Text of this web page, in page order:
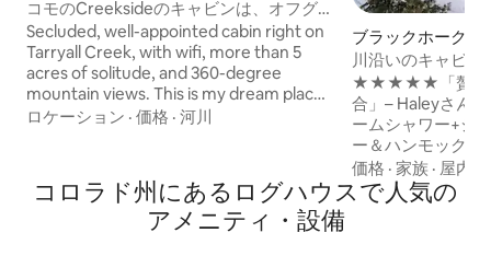
コモのCreeksideのキャビンは、オフグリ
ッドで、最高の眺めが楽しめます！
Secluded, well-appointed cabin right on
Tarryall Creek, with wifi, more than 5
acres of solitude, and 360-degree
mountain views. This is my dream place
to escape, unwind, and listen to the
DIA, 1.5 hours from downtown Denver,
and 50-mins from Breckenridge. Large
kitchen (w/ fridge and antique stove),
ロケーション · 価格 · 河川
ブラックホークの
ス
川沿いのキャビン
台、スチームシャ
★★★★★「贅沢
合」– Haleyさん 💦スパバスルーム–スチ
ームシャワー+ジ
ー＆ハンモック –
いだり、木々の中
ろげます – 焚き火
ル、暖炉、床暖
価格 ·家族 · 屋内
コロラド州にあるログハウスで人気の
アメニティ・設備